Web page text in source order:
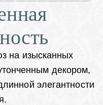
на изысканных
декором,
элегантности